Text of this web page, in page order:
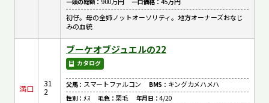
初仔。母の全姉ノットオーソリティ。地方オーナーズおなじ
みの血統
満口
31
2
ブーケオブジュエルの22
カタログ
父馬： スマートファルコン BMS： キングカメハメハ
性別：ﾒｽ 毛色：栗毛 年月日：4/20